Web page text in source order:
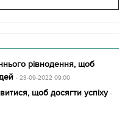
рівнодення, щоб
- 23-09-2022 09:00
щоб досягти успіху -